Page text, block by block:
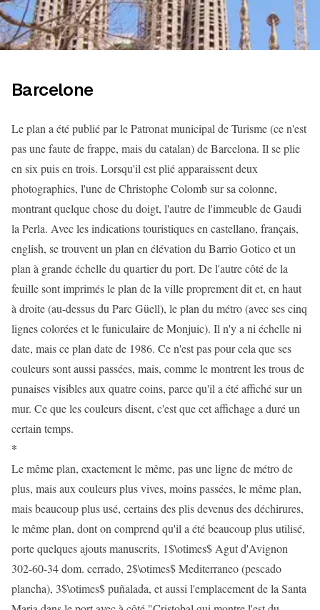
Barcelone
Le plan a été publié par le Patronat municipal de Turisme (ce n'est
pas une faute de frappe, mais du catalan) de Barcelona. Il se plie
en six puis en trois. Lorsqu'il est plié apparaissent deux
photographies, l'une de Christophe Colomb sur sa colonne,
montrant quelque chose du doigt, l'autre de l'immeuble de Gaudi
la Perla. Avec les indications touristiques en castellano, français,
english, se trouvent un plan en élévation du Barrio Gotico et un
plan à grande échelle du quartier du port. De l'autre côté de la
feuille sont imprimés le plan de la ville proprement dit et, en haut
à droite (au-dessus du Parc Güell), le plan du métro (avec ses cinq
lignes colorées et le funiculaire de Monjuic). Il n'y a ni échelle ni
date, mais ce plan date de 1986. Ce n'est pas pour cela que ses
couleurs sont aussi passées, mais, comme le montrent les trous de
punaises visibles aux quatre coins, parce qu'il a été affiché sur un
mur. Ce que les couleurs disent, c'est que cet affichage a duré un
certain temps.
*
Le même plan, exactement le même, pas une ligne de métro de
plus, mais aux couleurs plus vives, moins passées, le même plan,
mais beaucoup plus usé, certains des plis devenus des déchirures,
le même plan, dont on comprend qu'il a été beaucoup plus utilisé,
porte quelques ajouts manuscrits, 1$\otimes$ Agut d'Avignon
302-60-34 dom. cerrado, 2$\otimes$ Mediterraneo (pescado
plancha), 3$\otimes$ puñalada, et aussi l'emplacement de la Santa